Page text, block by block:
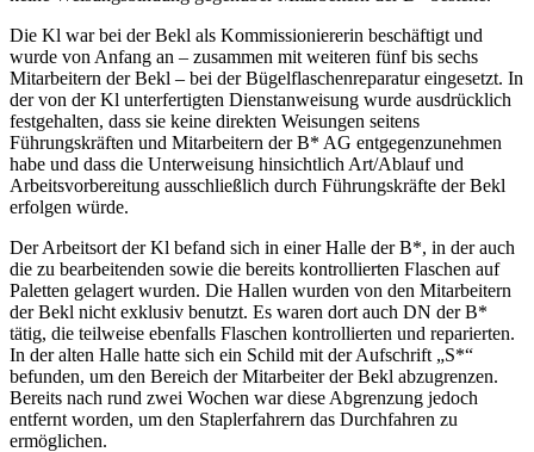
Die Kl war bei der Bekl als Kommissioniererin beschäftigt und
wurde von Anfang an – zusammen mit weiteren fünf bis sechs
Mitarbeitern der Bekl – bei der Bügelflaschenreparatur eingesetzt. In
der von der Kl unterfertigten Dienstanweisung wurde ausdrücklich
festgehalten, dass sie keine direkten Weisungen seitens
Führungskräften und Mitarbeitern der B* AG entgegenzunehmen
habe und dass die Unterweisung hinsichtlich Art/Ablauf und
Arbeitsvorbereitung ausschließlich durch Führungskräfte der Bekl
erfolgen würde.
Der Arbeitsort der Kl befand sich in einer Halle der B*, in der auch
die zu bearbeitenden sowie die bereits kontrollierten Flaschen auf
Paletten gelagert wurden. Die Hallen wurden von den Mitarbeitern
der Bekl nicht exklusiv benutzt. Es waren dort auch DN der B*
tätig, die teilweise ebenfalls Flaschen kontrollierten und reparierten.
In der alten Halle hatte sich ein Schild mit der Aufschrift „S*“
befunden, um den Bereich der Mitarbeiter der Bekl abzugrenzen.
Bereits nach rund zwei Wochen war diese Abgrenzung jedoch
entfernt worden, um den Staplerfahrern das Durchfahren zu
ermöglichen.